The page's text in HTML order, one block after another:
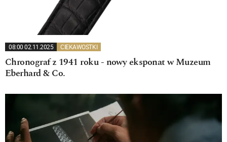
08:00 02.11.2025 CIEKAWOSTKI
Chronograf z 1941 roku - nowy eksponat w Muzeum
Eberhard & Co.